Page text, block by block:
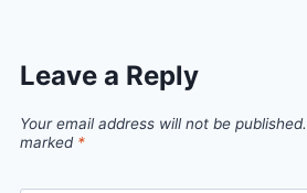
Leave a Reply
Your email address will not be published.
marked *